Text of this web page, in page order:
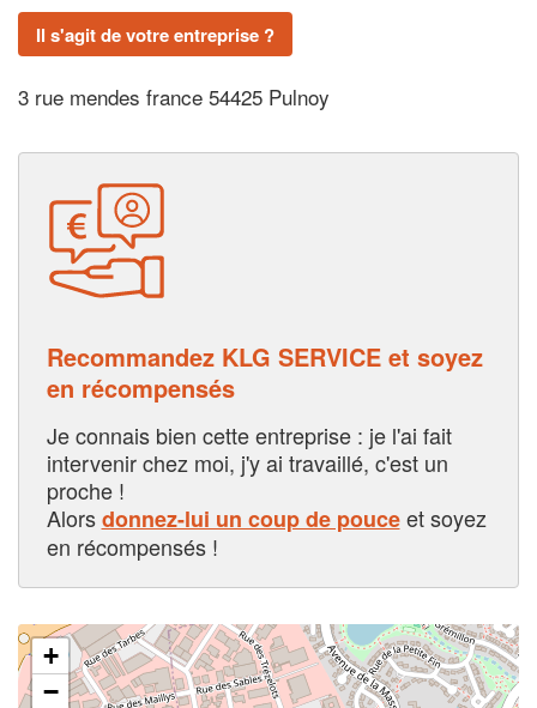
Il s'agit de votre entreprise ?
3 rue mendes france 54425 Pulnoy
Recommandez KLG SERVICE et soyez
en récompensés
Je connais bien cette entreprise : je l'ai fait
intervenir chez moi, j'y ai travaillé, c'est un
proche !
Alorsdonnez-lui un coup de pouceet soyez
en récompensés !
+
−